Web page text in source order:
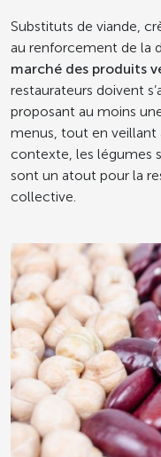
Substituts de viande,
au renforcement de la
marché des produits
restaurateurs doivent
proposant au moins
menus, tout en veillant
contexte, les légumes
sont un atout pour la
collective.